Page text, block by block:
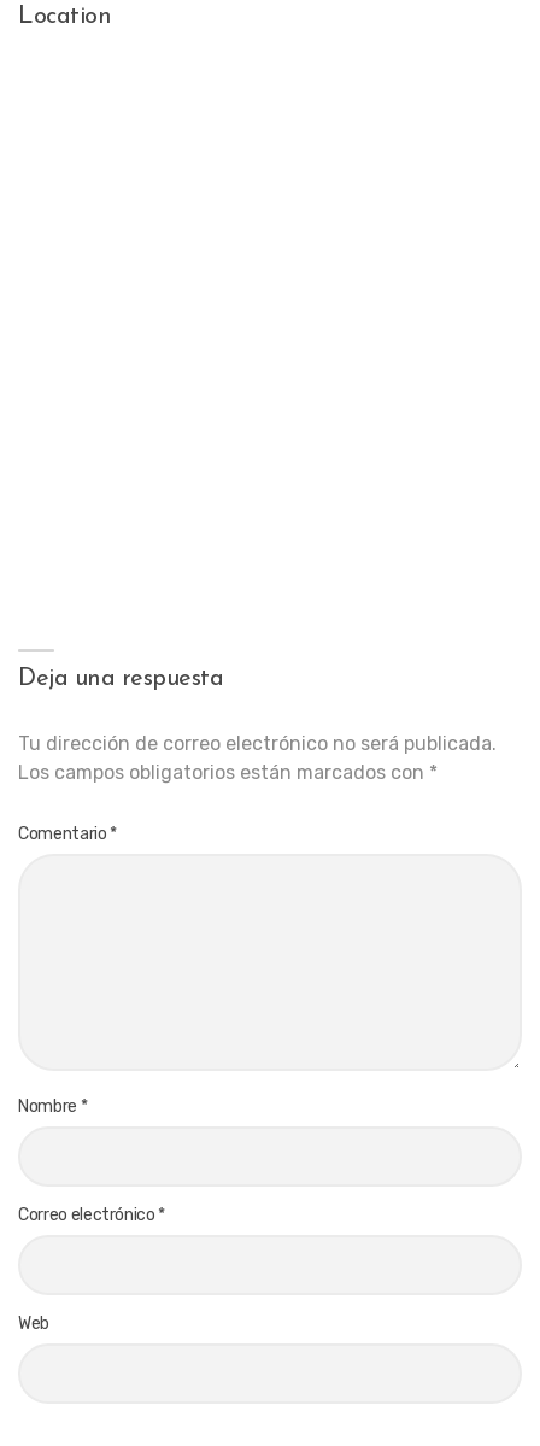
Location
Deja una respuesta
Tu dirección de correo electrónico no será publicada.
Los campos obligatorios están marcados con *
Comentario *
Nombre *
Correo electrónico *
Web